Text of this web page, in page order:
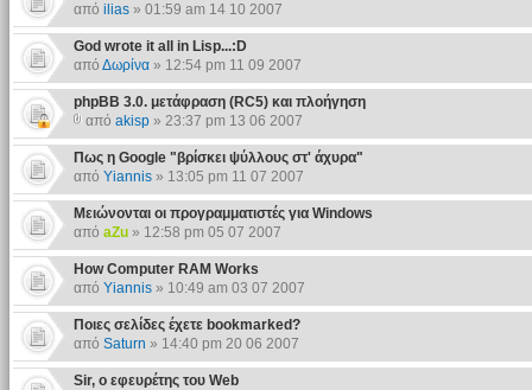
από ilias» 01:59 am 14 10 2007
God wrote it all in Lisp...:D
από Δωρίνα» 12:54 pm 11 09 2007
phpBB 3.0. μετάφραση (RC5) και πλοήγηση
από akisp» 23:37 pm 13 06 2007
Πως η Google "βρίσκει ψύλλους στ' άχυρα"
από Yiannis» 13:05 pm 11 07 2007
Μειώνονται οι προγραμματιστές για Windows
από aZu» 12:58 pm 05 07 2007
How Computer RAM Works
από Yiannis» 10:49 am 03 07 2007
Ποιες σελίδες έχετε bookmarked?
από Saturn » 14:40 pm 20 06 2007
Sir, o εφευρέτης του Web